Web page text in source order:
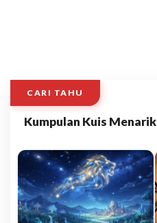
CARI TAHU
Kumpulan Kuis Menarik